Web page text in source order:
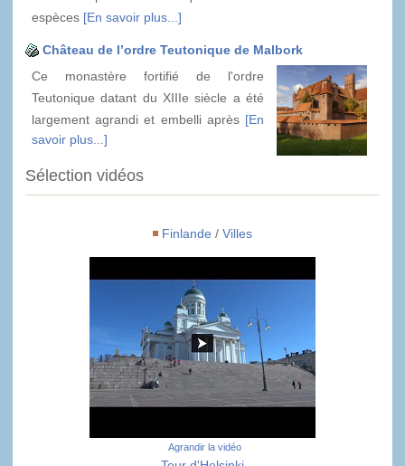
espèces [En savoir plus...]
Château de l’ordre Teutonique de Malbork
Ce monastère fortifié de l'ordre
Teutonique datant du XIIIe siècle a été
largement agrandi et embelli après [En
savoir plus...]
Sélection vidéos
Finlande / Villes
Agrandir la vidéo